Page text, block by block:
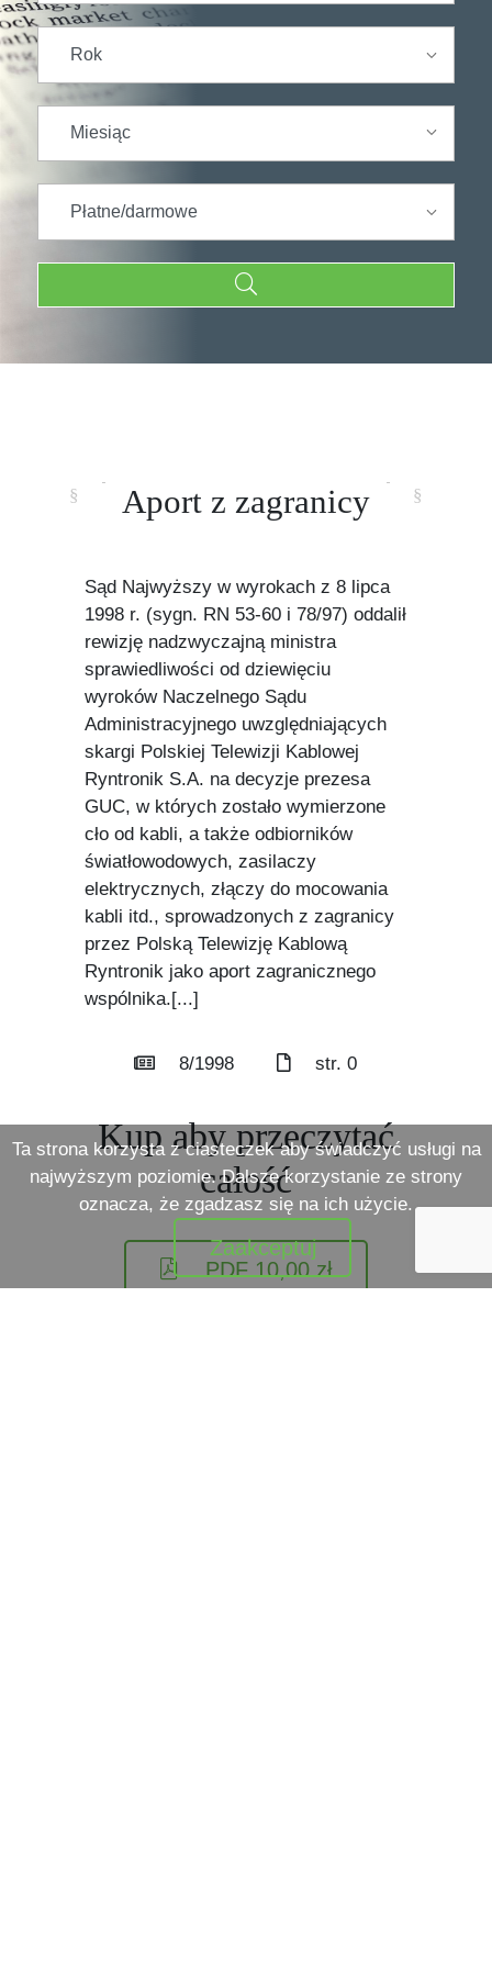
Aport z zagranicy
Sąd Najwyższy w wyrokach z 8 lipca
1998 r. (sygn. RN 53-60 i 78/97) oddalił
rewizję nadzwyczajną ministra
sprawiedliwości od dziewięciu
wyroków Naczelnego Sądu
Administracyjnego uwzględniających
skargi Polskiej Telewizji Kablowej
Ryntronik S.A. na decyzje prezesa
GUC, w których zostało wymierzone
cło od kabli, a także odbiorników
światłowodowych, zasilaczy
elektrycznych, złączy do mocowania
kabli itd., sprowadzonych z zagranicy
przez Polską Telewizję Kablową
Ryntronik jako aport zagranicznego
wspólnika.[...]
8/1998 str. 0
Kup aby przeczytać
całość
PDF10,00zł
Ta strona korzysta z ciasteczek aby świadczyć usługi na
najwyższym poziomie. Dalsze korzystanie ze strony
oznacza, że zgadzasz się na ich użycie.
Zaakceptuj